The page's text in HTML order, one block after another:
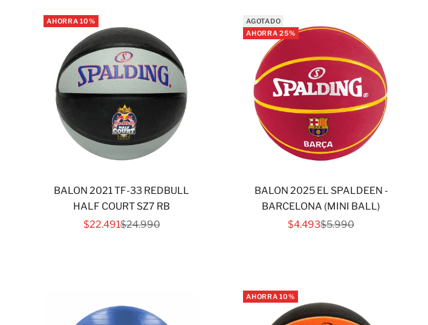
AHORRA 10%
BALON 2021 TF-33 REDBULL
HALF COURT SZ7 RB
PRECIO DE OFERTA
$22.491PRECIO NORMAL
$24.990
AGOTADO
AHORRA 25%
BALON 2025 EL SPALDEEN -
BARCELONA (MINI BALL)
PRECIO DE OFERTA
$4.493PRECIO NORMAL
$5.990
AHORRA 10%